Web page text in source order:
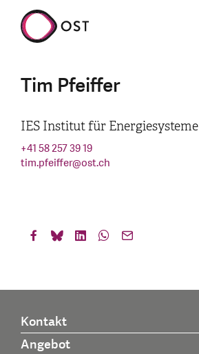
Tim Pfeiffer
IES Institut für Energiesysteme
+41 58 257 39 19
tim.pfeiffer@ost.ch
Kontakt
Angebot